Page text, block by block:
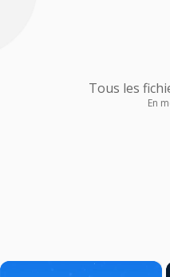
Tous les
En
×